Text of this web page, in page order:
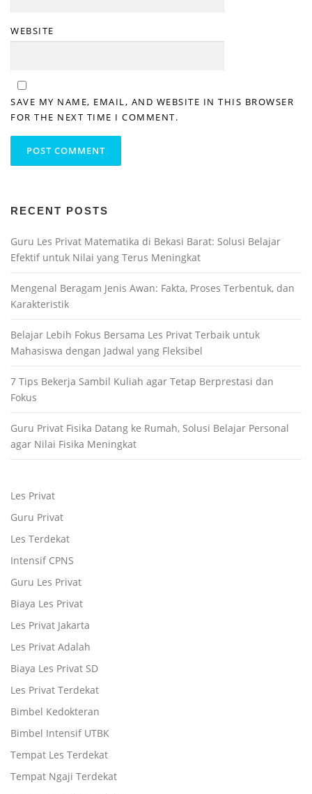
WEBSITE
SAVE MY NAME, EMAIL, AND WEBSITE IN THIS BROWSER
FOR THE NEXT TIME I COMMENT.
RECENT POSTS
Guru Les Privat Matematika di Bekasi Barat: Solusi Belajar
Efektif untuk Nilai yang Terus Meningkat
Mengenal Beragam Jenis Awan: Fakta, Proses Terbentuk, dan
Karakteristik
Belajar Lebih Fokus Bersama Les Privat Terbaik untuk
Mahasiswa dengan Jadwal yang Fleksibel
7 Tips Bekerja Sambil Kuliah agar Tetap Berprestasi dan
Fokus
Guru Privat Fisika Datang ke Rumah, Solusi Belajar Personal
agar Nilai Fisika Meningkat
Les Privat
Guru Privat
Les Terdekat
Intensif CPNS
Guru Les Privat
Biaya Les Privat
Les Privat Jakarta
Les Privat Adalah
Biaya Les Privat SD
Les Privat Terdekat
Bimbel Kedokteran
Bimbel Intensif UTBK
Tempat Les Terdekat
Tempat Ngaji Terdekat